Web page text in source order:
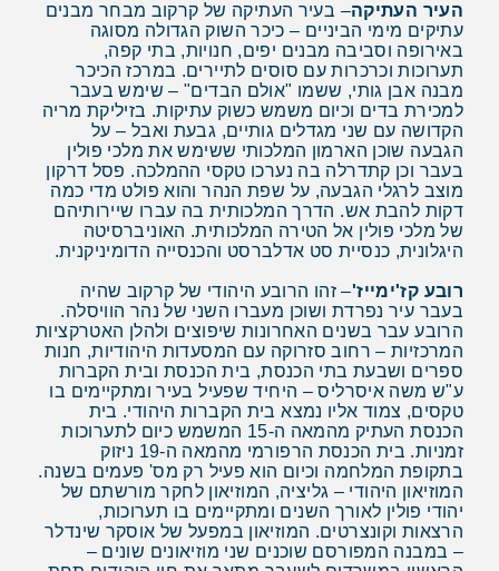
העיר העתיקה– בעיר העתיקה של קרקוב מבחר מבנים
עתיקים מימי הביניים – כיכר השוק הגדולה מסוגה
באירופה וסביבה מבנים יפים, חנויות, בתי קפה,
תערוכות וכרכרות עם סוסים לתיירים. במרכז הכיכר
מבנה אבן גותי, ששמו "אולם הבדים" – שימש בעבר
למכירת בדים וכיום משמש כשוק עתיקות. בזיליקת מריה
הקדושה עם שני מגדלים גותיים, גבעת ואבל – על
הגבעה שוכן הארמון המלכותי ששימש את מלכי פולין
בעבר וכן קתדרלה בה נערכו טקסי ההמלכה. פסל דרקון
מוצב לרגלי הגבעה, על שפת הנהר והוא פולט מדי כמה
דקות להבת אש. הדרך המלכותית בה עברו שיירותיהם
של מלכי פולין אל הטירה המלכותית. האוניברסיטה
היגלונית, כנסיית סט אדלברסט והכנסייה הדומיניקנית.
רובע קז'ימייז'– זהו הרובע היהודי של קרקוב שהיה
בעבר עיר נפרדת ושוכן מעברו השני של נהר הוויסלה.
הרובע עבר בשנים האחרונות שיפוצים ולהלן האטרקציות
המרכזיות – רחוב סזרוקה עם המסעדות היהודיות, חנות
ספרים ושבעת בתי הכנסת, בית הכנסת ובית הקברות
ע"ש משה איסרליס – היחיד שפעיל בעיר ומתקיימים בו
טקסים, צמוד אליו נמצא בית הקברות היהודי. בית
הכנסת העתיק מהמאה ה-15 המשמש כיום לתערוכות
זמניות. בית הכנסת הרפורמי מהמאה ה-19 ניזוק
בתקופת המלחמה וכיום הוא פעיל רק מס' פעמים בשנה.
המוזיאון היהודי – גליציה, המוזיאון לחקר מורשתם של
יהודי פולין לאורך השנים ומתקיימים בו תערוכות,
הרצאות וקונצרטים. המוזיאון במפעל של אוסקר שינדלר
– במבנה המפורסם שוכנים שני מוזיאונים שונים –